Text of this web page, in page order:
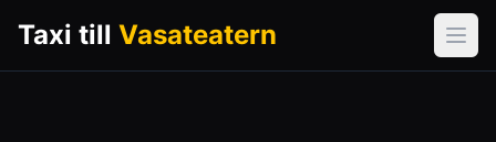
Taxi till Vasateatern